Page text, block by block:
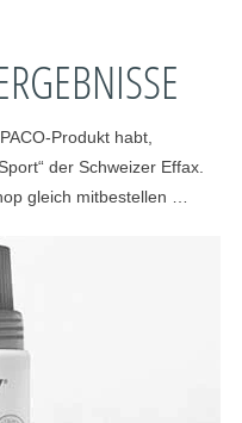
Produkt habt,
der Schweizer Effax.
gleich mitbestellen …